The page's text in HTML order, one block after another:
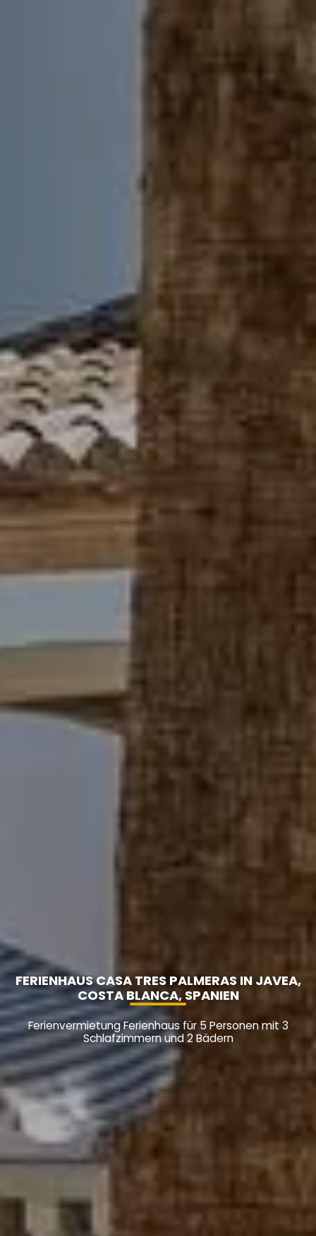
FERIENHAUS CASA TRES PALMERAS IN JAVEA,
COSTA BLANCA, SPANIEN
Ferienvermietung Ferienhaus für 5 Personen mit 3
Schlafzimmern und 2 Bädern